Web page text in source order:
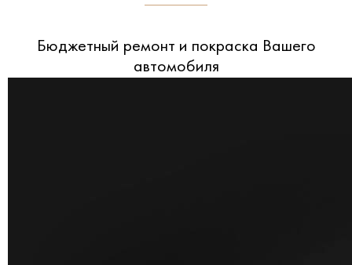
Бюджетный ремонт и покраска Вашего
автомобиля